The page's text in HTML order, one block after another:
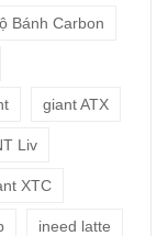
Bánh Carbon
giant ATX
Liv
XTC
ineed latte